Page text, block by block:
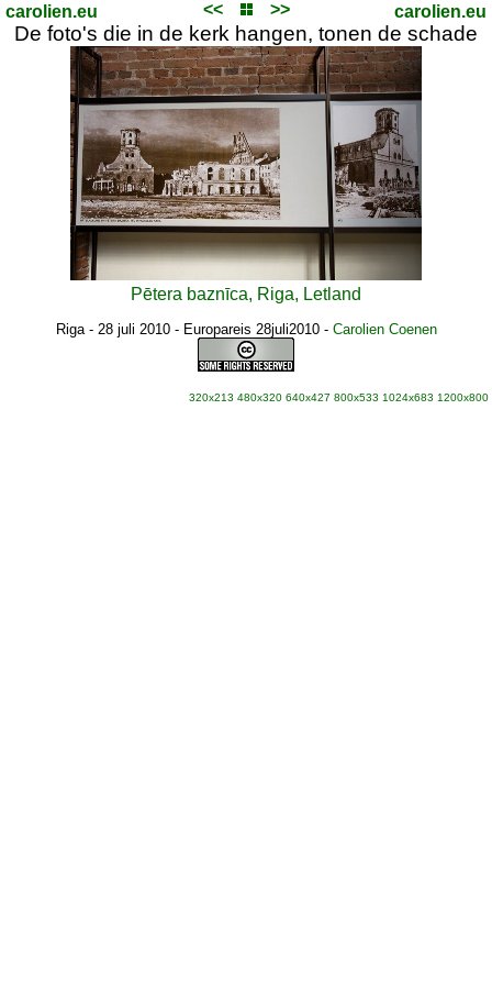
carolien.eu << >> carolien.eu
De foto's die in de kerk hangen, tonen de schade
Pētera baznīca, Riga, Letland
Riga - 28 juli 2010 - Europareis 28juli2010- Carolien Coenen
320x213 480x320 640x427 800x533 1024x683 1200x800